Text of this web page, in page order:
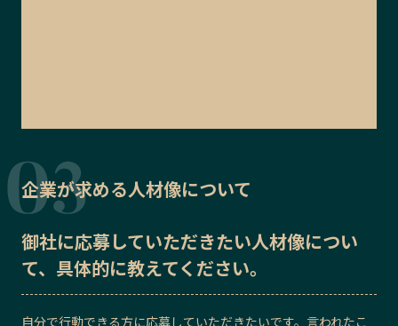
企業が求める人材像について
御社に応募していただきたい人材像につい
て、具体的に教えてください。
自分で行動できる方に応募していただきたいです。言われたこ